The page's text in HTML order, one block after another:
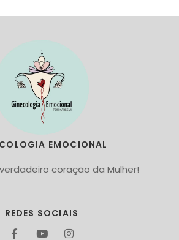
EMOCIONAL
coração da Mulher!
REDES SOCIAIS